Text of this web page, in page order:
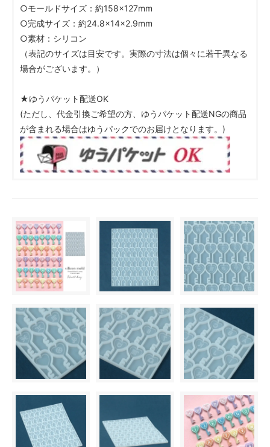
○モールドサイズ：約158×127mm
○完成サイズ：約24.8×14×2.9mm
○素材：シリコン
（表記のサイズは目安です。実際の寸法は個々に若干異なる
場合がございます。）
★ゆうパケット配送OK
(ただし、代金引換ご希望の方、ゆうパケット配送NGの商品
が含まれる場合はゆうパックでのお届けとなります。)